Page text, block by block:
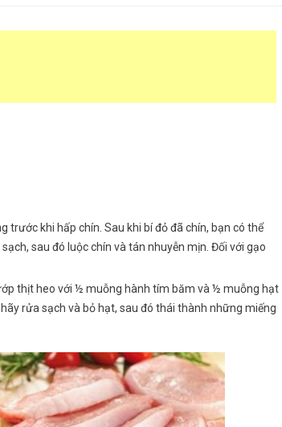
trước khi hấp chín. Sau khi bí đỏ đã chín, bạn có thể
sau đó luộc chín và tán nhuyễn mịn. Đối với gạo
thịt heo với ½ muỗng hành tím băm và ½ muỗng hạt
rửa sạch và bỏ hạt, sau đó thái thành những miếng